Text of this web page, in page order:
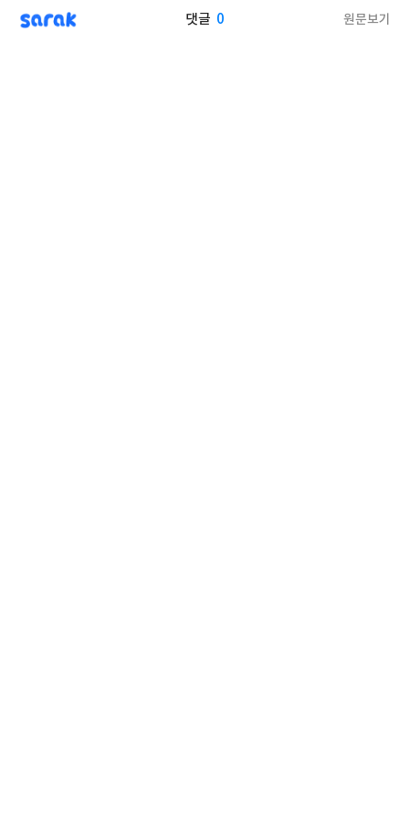
sarak 댓글 0 원문보기